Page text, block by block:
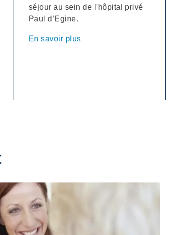
séjour au sein de l'hôpital privé
Paul d’Egine.
En savoir plus